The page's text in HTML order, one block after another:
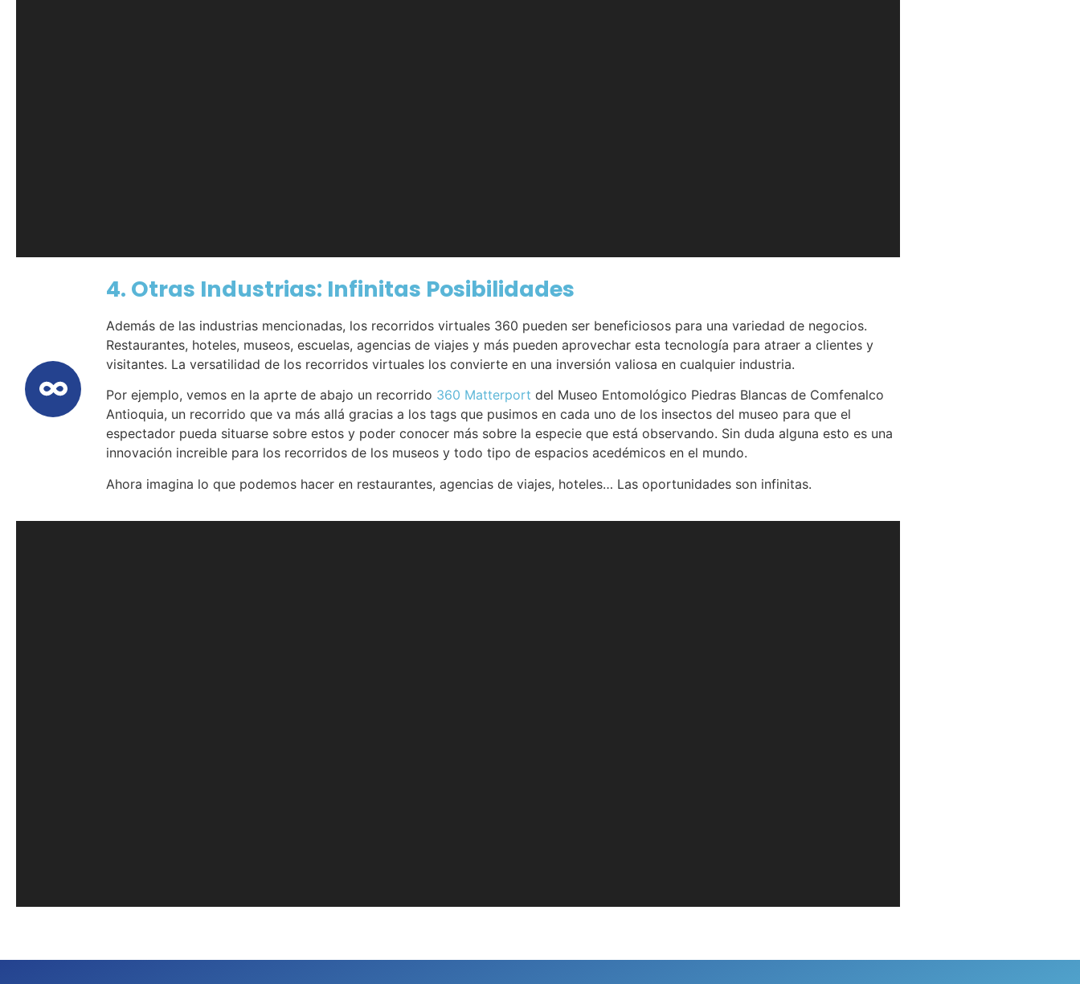
4. Otras Industrias: Infinitas Posibilidades
Además de las industrias mencionadas, los recorridos virtuales 360 pueden ser beneficiosos para una variedad de negocios.
Restaurantes, hoteles, museos, escuelas, agencias de viajes y más pueden aprovechar esta tecnología para atraer a clientes y
visitantes. La versatilidad de los recorridos virtuales los convierte en una inversión valiosa en cualquier industria.
Por ejemplo, vemos en la aprte de abajo un recorrido 360 Matterport del Museo Entomológico Piedras Blancas de Comfenalco
Antioquia, un recorrido que va más allá gracias a los tags que pusimos en cada uno de los insectos del museo para que el
espectador pueda situarse sobre estos y poder conocer más sobre la especie que está observando. Sin duda alguna esto es una
innovación increible para los recorridos de los museos y todo tipo de espacios acedémicos en el mundo.
Ahora imagina lo que podemos hacer en restaurantes, agencias de viajes, hoteles… Las oportunidades son infinitas.